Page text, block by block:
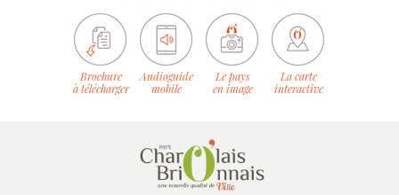
Brochure
à télécharger
Audioguide
mobile
Le pays
en image
La carte
interactive